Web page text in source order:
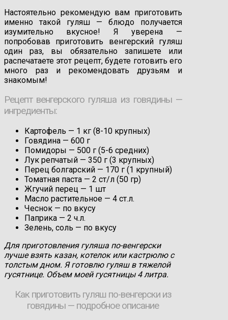
Настоятельно рекомендую вам приготовить
именно такой гуляш — блюдо получается
изумительно вкусное! Я уверена —
попробовав приготовить венгерский гуляш
один раз, вы обязательно запишете или
распечатаете этот рецепт, будете готовить его
много раз и рекомендовать друзьям и
знакомым!
Рецепт венгерского гуляша из говядины —
ингредиенты:
Картофель — 1 кг (8-10 крупных)
Говядина — 600 г
Помидоры — 500 г (5-6 средних)
Лук репчатый — 350 г (3 крупных)
Перец болгарский — 170 г (1 крупный)
Томатная паста — 2 ст/л (50 гр)
Жгучий перец — 1 шт
Масло растительное — 4 ст.л.
Чеснок — по вкусу
Паприка — 2 ч.л.
Зелень, соль — по вкусу
Для приготовления гуляша по-венгерски
лучше взять казан, котелок или кастрюлю с
толстым дном. Я готовлю гуляш в тяжелой
гусятнице. Объем моей гусятницы 4 литра.
Как приготовить гуляш по-венгерски из
говядины — подробное описание